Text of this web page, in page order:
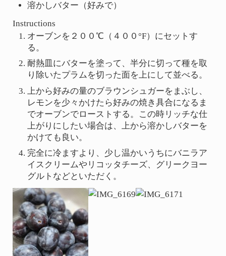
溶かしバター（好みで）
Instructions
オーブンを２００℃（４００°F）にセットす
る。
耐熱皿にバターを塗って、半分に切って種を取
り除いたプラムを切った面を上にして並べる。
上から好みの量のブラウンシュガーをまぶし、
レモンを少々かけたら好みの焼き具合になるま
でオーブンでローストする。この時リッチな仕
上がりにしたい場合は、上から溶かしバターを
かけても良い。
完全に冷ますより、少し温かいうちにバニラア
イスクリームやリコッタチーズ、グリークヨー
グルトなどといただく。